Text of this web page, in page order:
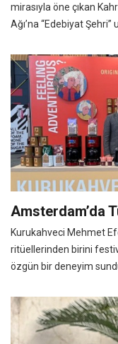
mirasıyla öne çıkan
Ağı’na “Edebiyat Şehri”
Amsterdam’da
Kurukahveci Mehmet
ritüellerinden birini
özgün bir deneyim